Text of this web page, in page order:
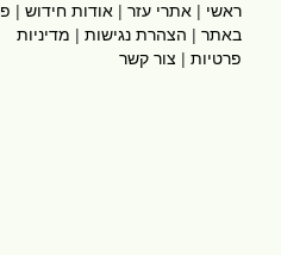
ראשי|אתרי עזר|אודות חידוש|
באתר|הצהרת נגישות|מדיניות
פרטיות|צור קשר